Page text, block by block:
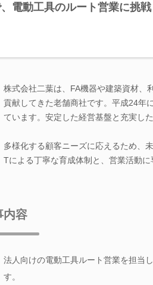
電動工具のルート営業に挑戦
株式会社二葉は、FA機器や建築資材、
貢献してきた老舗商社です。平成24年
ています。安定した経営基盤と充実し
多様化する顧客ニーズに応えるため、
Tによる丁寧な育成体制と、営業活動に
内容
法人向けの電動工具ルート営業を担当
す。